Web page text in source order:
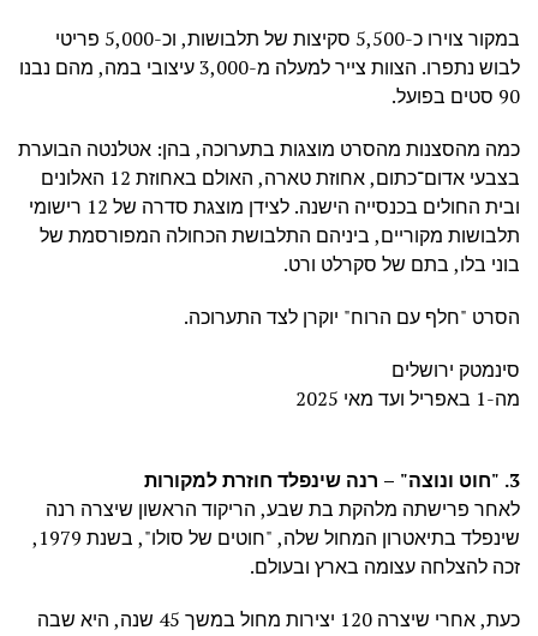
במקור צוירו כ-5,500 סקיצות של תלבושות, וכ-5,000 פריטי
לבוש נתפרו. הצוות צייר למעלה מ-3,000 עיצובי במה, מהם נבנו
90 סטים בפועל.
כמה מהסצנות מהסרט מוצגות בתערוכה, בהן: אטלנטה הבוערת
בצבעי אדום־כתום, אחוזת טארה, האולם באחוזת 12 האלונים
ובית החולים בכנסייה הישנה. לצידן מוצגת סדרה של 12 רישומי
תלבושות מקוריים, ביניהם התלבושת הכחולה המפורסמת של
בוני בלו, בתם של סקרלט ורט.
הסרט "חלף עם הרוח" יוקרן לצד התערוכה.
סינמטק ירושלים
מה-1 באפריל ועד מאי 2025
3. "חוט ונוצה" – רנה שינפלד חוזרת למקורות
לאחר פרישתה מלהקת בת שבע, הריקוד הראשון שיצרה רנה
שינפלד בתיאטרון המחול שלה, "חוטים של סולו", בשנת 1979,
זכה להצלחה עצומה בארץ ובעולם.
כעת, אחרי שיצרה 120 יצירות מחול במשך 45 שנה, היא שבה